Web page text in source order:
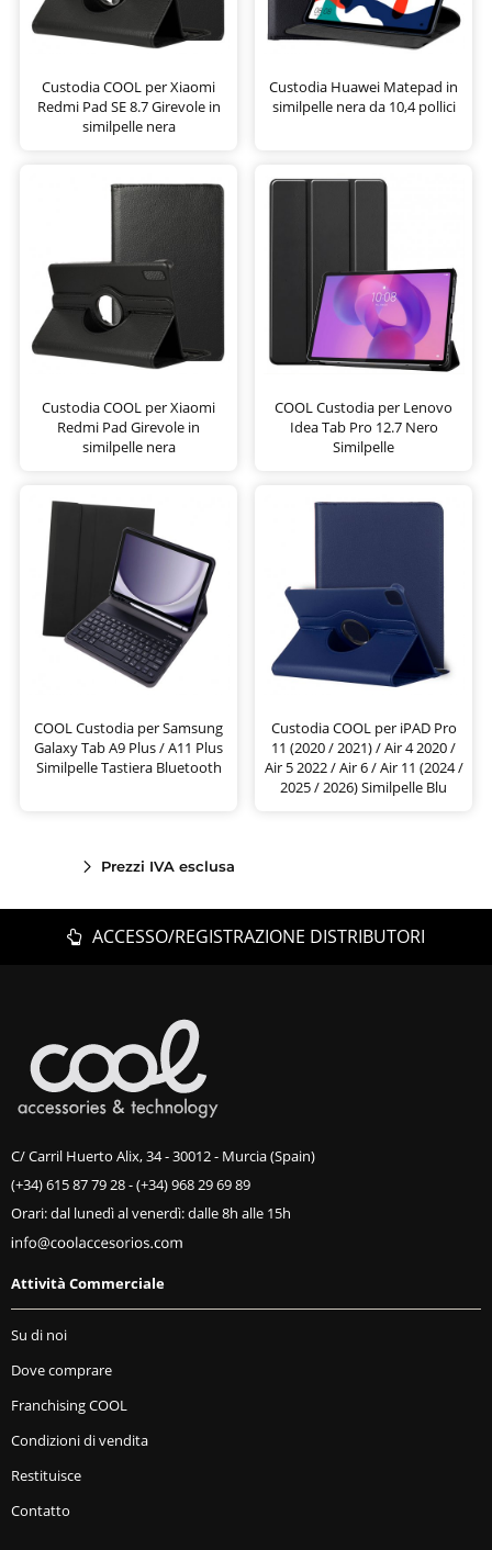
Custodia COOL per Xiaomi
Redmi Pad SE 8.7 Girevole in
similpelle nera
Custodia Huawei Matepad in
similpelle nera da 10,4 pollici
Custodia COOL per Xiaomi
Redmi Pad Girevole in
similpelle nera
COOL Custodia per Lenovo
Idea Tab Pro 12.7 Nero
Similpelle
COOL Custodia per Samsung
Galaxy Tab A9 Plus / A11 Plus
Similpelle Tastiera Bluetooth
Custodia COOL per iPAD Pro
11 (2020 / 2021) / Air 4 2020 /
Air 5 2022 / Air 6 / Air 11 (2024 /
2025 / 2026) Similpelle Blu
Prezzi IVA esclusa
ACCESSO/REGISTRAZIONE DISTRIBUTORI
C/ Carril Huerto Alix, 34 - 30012 - Murcia (Spain)
(+34) 615 87 79 28-(+34) 968 29 69 89
Orari: dal lunedì al venerdì: dalle 8h alle 15h
Attività Commerciale
Su di noi
Dove comprare
Franchising COOL
Condizioni di vendita
Restituisce
Contatto